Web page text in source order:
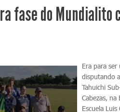
fase do Mundialito
Era para
disputando
Tahuichi
Cabezas,
Escuela